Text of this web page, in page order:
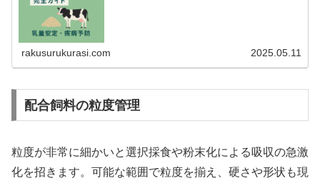
rakusurukurasi.com 2025.05.11
配合飼料の粒度管理
粒度が非常に細かいと選択採食や粉末化による吸収の急激
化を招きます。可能な範囲で粒度を揃え、硬さや形状も現